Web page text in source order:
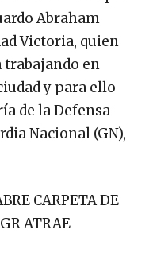
Abraham
Victoria, quien
trabajando en
y para ello
de la Defensa
Nacional (GN),
CARPETA DE
ATRAE